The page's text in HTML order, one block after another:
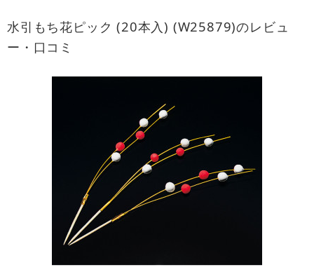
水引もち花ピック (20本入) (W25879)のレビュ
ー・口コミ